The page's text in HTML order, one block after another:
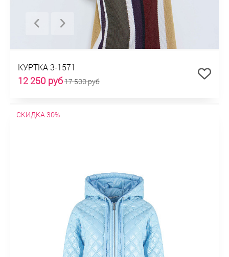
КУРТКА 3-1571
12 250 руб17 500 руб
СКИДКА 30%